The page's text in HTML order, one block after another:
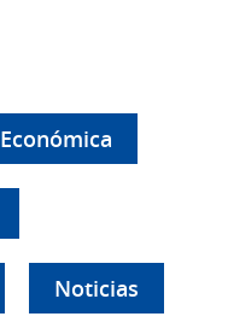
Económica
Noticias